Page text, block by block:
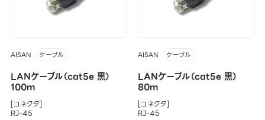
AISAN ケーブル
LANケーブル（cat5e 黒）
100m
[コネクタ]
RJ-45
AISAN ケーブル
LANケーブル（cat5e 黒）
80m
[コネクタ]
RJ-45